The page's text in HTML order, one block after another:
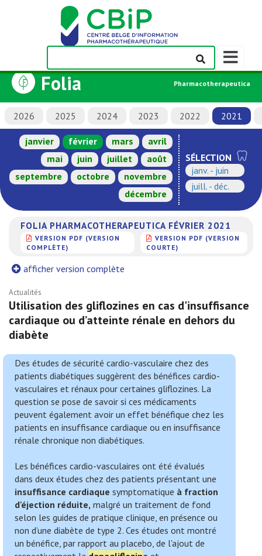
Afficher/
la
de
navigation
Folia Pharmacotherapeutica
2026 2025 2024 2023 2022 2021
janvier février mars
avril
mai
juin juillet
août
septembre
octobre
novembre
décembre
SÉLECTION
janv. - juin
juill. - déc.
FOLIA PHARMACOTHERAPEUTICA FÉVRIER 2021
VERSION PDF (VERSION
COMPLÈTE)
VERSION PDF (VERSION
COURTE)
afficher version complète
Actualités
Utilisation des gliflozines en cas d'insuffisance
cardiaque ou d’atteinte rénale en dehors du
diabète
Des études de sécurité cardio-vasculaire chez des
patients diabétiques suggèrent des bénéfices cardio-
vasculaires et rénaux pour certaines gliflozines. La
question se pose de savoir si ces médicaments
peuvent également avoir un effet bénéfique chez les
patients en insuffisance cardiaque ou en insuffisance
rénale chronique non diabétiques.
Les bénéfices cardio-vasculaires ont été évalués
dans deux études chez des patients présentant une
insuffisance cardiaque symptomatique à fraction
d'éjection réduite, malgré un traitement de fond
selon les guides de pratique clinique, en présence ou
non d’une diabète de type 2. Ces études ont montré
un bénéfice, par rapport au placebo, de l'ajout de